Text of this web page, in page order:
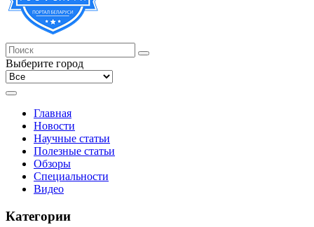
Выберите город
Главная
Новости
Научные статьи
Полезные статьи
Обзоры
Специальности
Видео
Категории